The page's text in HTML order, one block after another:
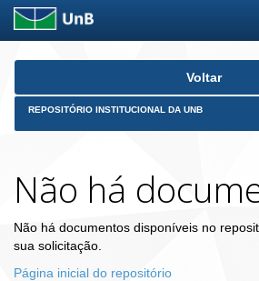
Skip
Voltar
REPOSITÓRIO INSTITUCIONAL DA UNB
Não há
Não há documentos disponíveis no
sua solicitação.
Página inicial do repositório